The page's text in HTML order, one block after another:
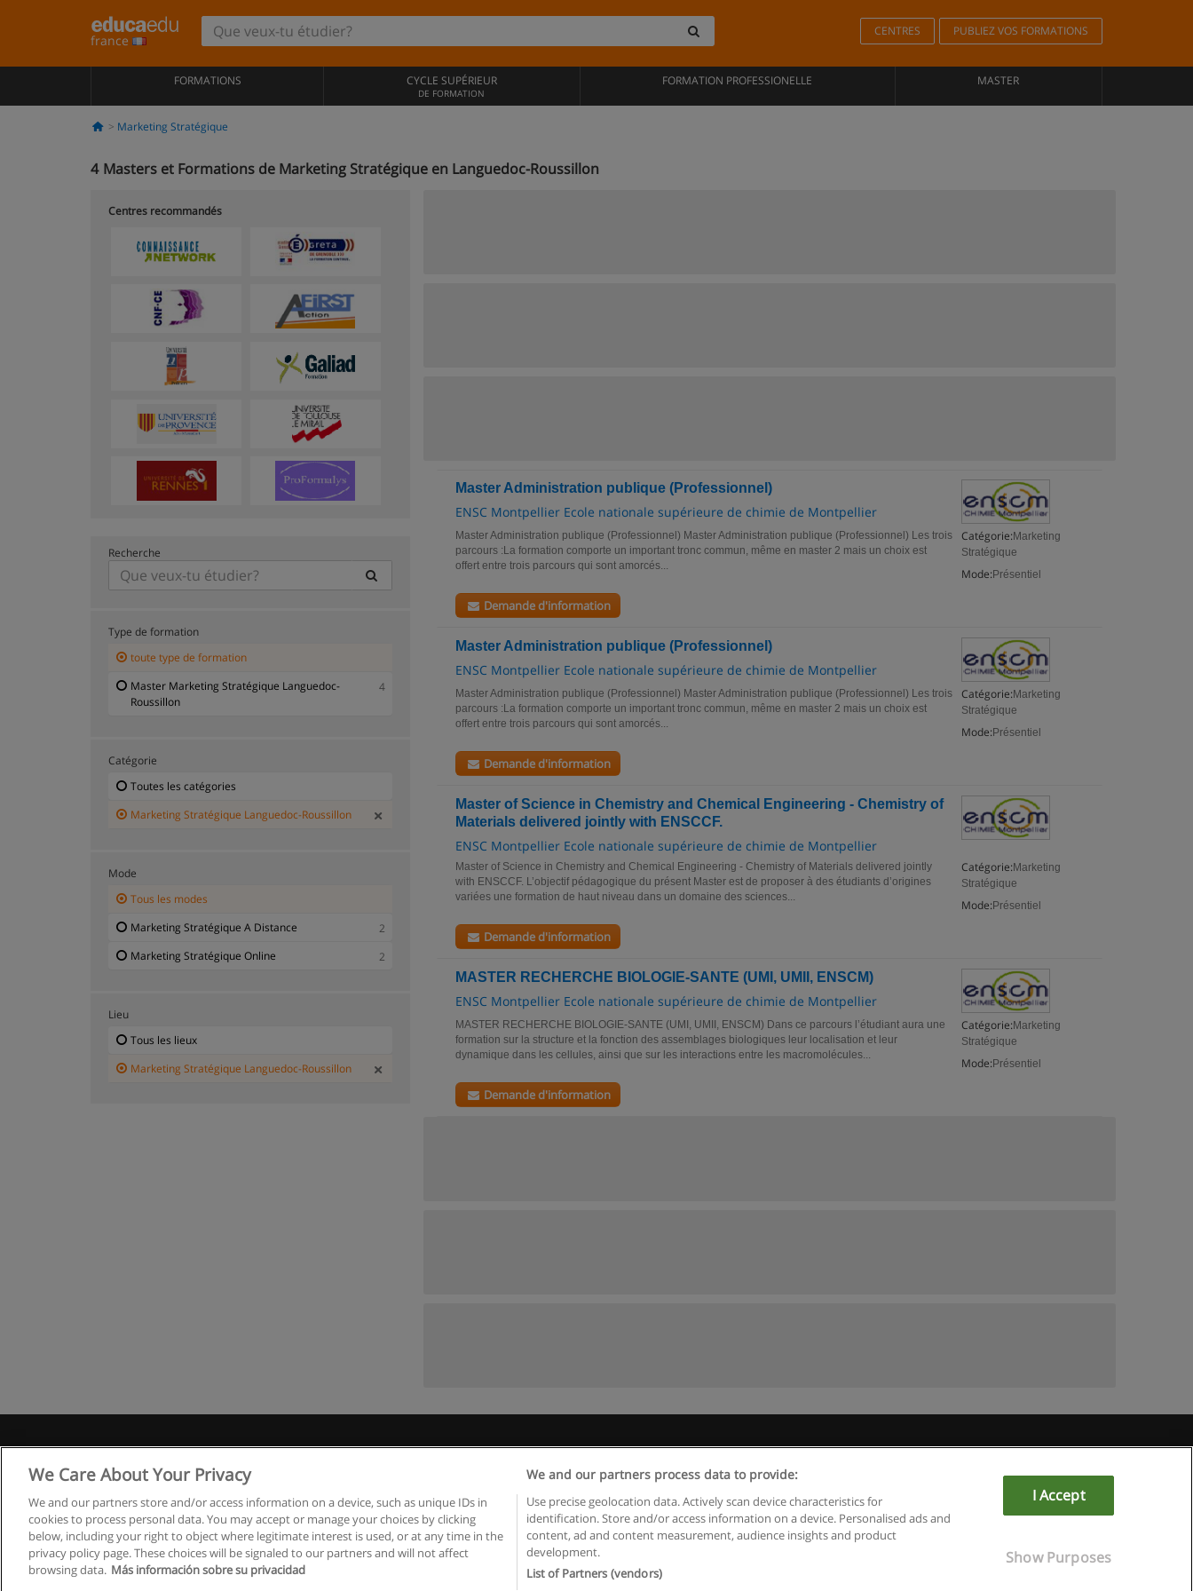
france
CENTRES PUBLIEZ VOS FORMATIONS
FORMATIONS CYCLE SUPÉRIEUR
DE FORMATION
FORMATION PROFESSIONELLE MASTER
Marketing Stratégique
4 Masters et Formations de Marketing Stratégique en Languedoc-Roussillon
Master Administration publique (Professionnel)
ENSC Montpellier Ecole nationale supérieure de chimie de Montpellier
Catégorie: Marketing
Stratégique
Mode: Présentiel
Master Administration publique (Professionnel) Master Administration publique (Professionnel) Les trois
parcours :La formation comporte un important tronc commun, même en master 2 mais un choix est
offert entre trois parcours qui sont amorcés...
Demande d'information
Master Administration publique (Professionnel)
ENSC Montpellier Ecole nationale supérieure de chimie de Montpellier
Catégorie: Marketing
Stratégique
Mode: Présentiel
Master Administration publique (Professionnel) Master Administration publique (Professionnel) Les trois
parcours :La formation comporte un important tronc commun, même en master 2 mais un choix est
offert entre trois parcours qui sont amorcés...
Demande d'information
Master of Science in Chemistry and Chemical Engineering - Chemistry of
Materials delivered jointly with ENSCCF.
ENSC Montpellier Ecole nationale supérieure de chimie de Montpellier
Catégorie: Marketing
Stratégique
Mode: Présentiel
Master of Science in Chemistry and Chemical Engineering - Chemistry of Materials delivered jointly
with ENSCCF. L’objectif pédagogique du présent Master est de proposer à des étudiants d’origines
variées une formation de haut niveau dans un domaine des sciences...
Demande d'information
MASTER RECHERCHE BIOLOGIE-SANTE (UMI, UMII, ENSCM)
ENSC Montpellier Ecole nationale supérieure de chimie de Montpellier
Catégorie: Marketing
Stratégique
Mode: Présentiel
MASTER RECHERCHE BIOLOGIE-SANTE (UMI, UMII, ENSCM) Dans ce parcours l’étudiant aura une
formation sur la structure et la fonction des assemblages biologiques leur localisation et leur
dynamique dans les cellules, ainsi que sur les interactions entre les macromolécules...
Demande d'information
Centres recommandés
Recherche
Type de formation
toute type de formation
Master Marketing Stratégique Languedoc-
Roussillon
4
Catégorie
Toutes les catégories
Marketing Stratégique Languedoc-Roussillon
Mode
Tous les modes
Marketing Stratégique A Distance
2
Marketing Stratégique Online
2
Lieu
Tous les lieux
Marketing Stratégique Languedoc-Roussillon
Copyright © Educaedu Business S.L. - CIF : B-95610580: -www.educaedu.fr
We Care About Your Privacy
We and our partners store and/or access information on a device, such as unique IDs in
cookies to process personal data. You may accept or manage your choices by clicking
below, including your right to object where legitimate interest is used, or at any time in the
privacy policy page. These choices will be signaled to our partners and will not affect
browsing data. Más información sobre su privacidad
We and our partners process data to provide:
Use precise geolocation data. Actively scan device characteristics for
identification. Store and/or access information on a device. Personalised ads and
content, ad and content measurement, audience insights and product
development.
List of Partners (vendors)
I Accept
Show Purposes